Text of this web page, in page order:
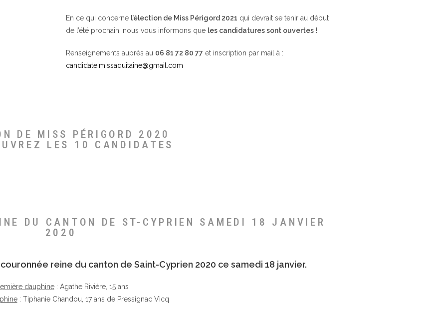
En ce qui concerne l’élection de Miss Périgord 2021 qui devrait se tenir au début
de l’été prochain, nous vous informons que les candidatures sont ouvertes !
Renseignements auprès au 06 81 72 80 77 et inscription par mail à :
candidate.missaquitaine@gmail.com
DE MISS PÉRIGORD 2020
LES 10 CANDIDATES
DU CANTON DE ST-CYPRIEN SAMEDI 18 JANVIER
2020
couronnée reine du canton de Saint-Cyprien 2020 ce samedi 18 janvier.
dauphine: Agathe Rivière, 15 ans
: Tiphanie Chandou, 17 ans de Pressignac Vicq